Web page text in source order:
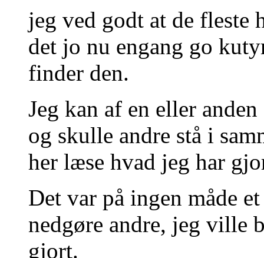
jeg ved godt at de fleste
det jo nu engang go
finder den.
Jeg kan af en eller
og skulle andre stå i
her læse hvad jeg har
Det var på ingen måde
nedgøre andre, jeg ville
gjort.